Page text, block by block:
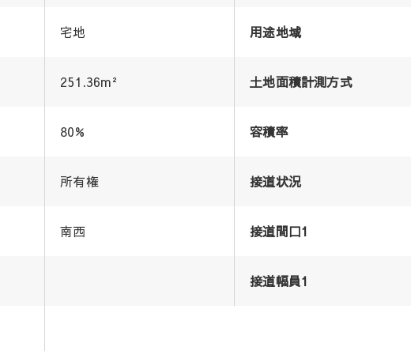
宅地 用途地域
251.36m² 土地面積計測方式
80% 容積率
所有権 接道状況
南西 接道間口1
接道幅員1